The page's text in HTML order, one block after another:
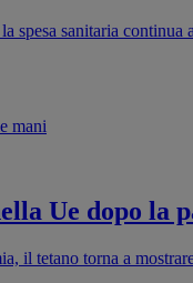
spesa sanitaria
Ue dopo la
il tetano torna a